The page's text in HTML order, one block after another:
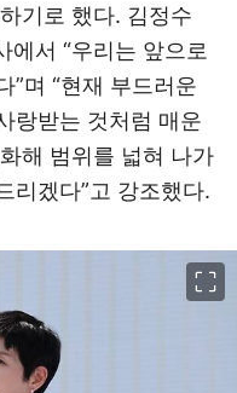
기로 했다. 김정수
에서 “우리는 앞으로
”며 “현재 부드러운
랑받는 것처럼 매운
해 범위를 넓혀 나가
리겠다”고 강조했다.